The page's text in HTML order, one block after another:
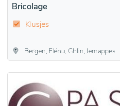
Bricolage
Klusjes
Bergen, Flénu, Ghlin, Jemappes